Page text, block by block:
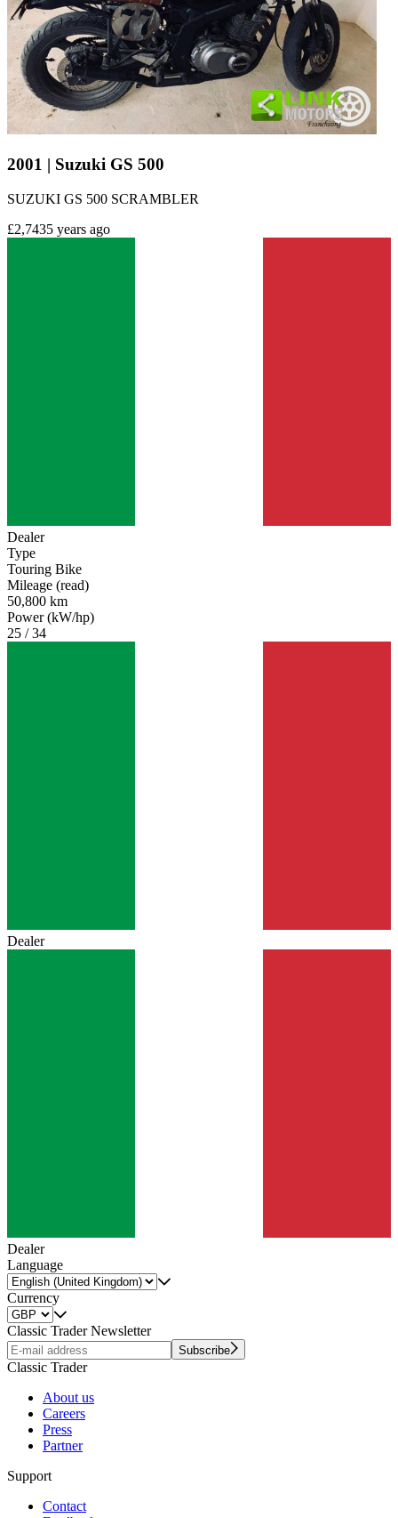
2001 | Suzuki GS 500
SUZUKI GS 500 SCRAMBLER
£2,7435 years ago
Dealer
Type
Touring Bike
Mileage (read)
50,800 km
Power (kW/hp)
25 / 34
Dealer
Dealer
Language
Currency
Classic Trader Newsletter
Subscribe
Classic Trader
About us
Careers
Press
Partner
Support
Contact